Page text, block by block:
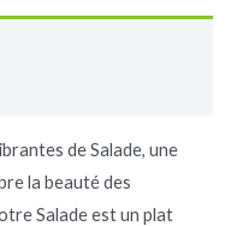
de Salade, une
la beauté des
Salade est un plat